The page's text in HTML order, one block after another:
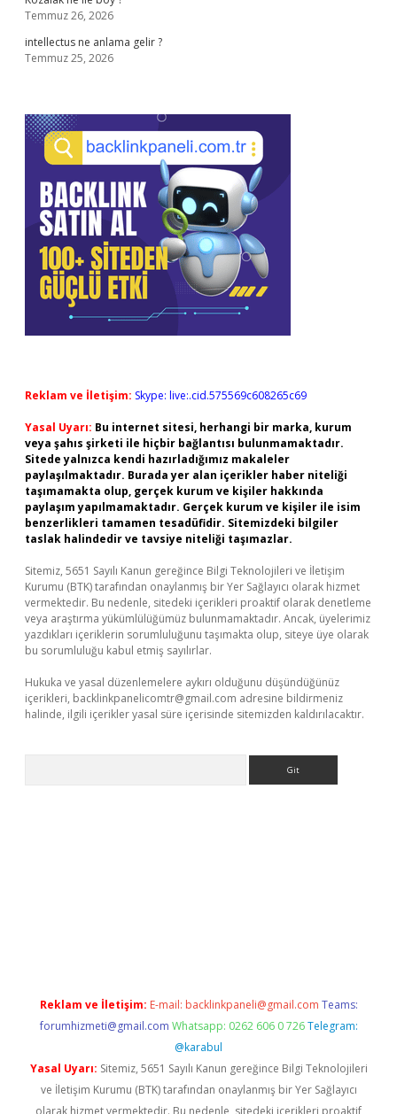
Temmuz 26, 2026
intellectus ne anlama gelir ?
Temmuz 25, 2026
Reklam ve İletişim: Skype: live:.cid.575569c608265c69
Yasal Uyarı: Bu internet sitesi, herhangi bir marka, kurum
veya şahıs şirketi ile hiçbir bağlantısı bulunmamaktadır.
Sitede yalnızca kendi hazırladığımız makaleler
paylaşılmaktadır. Burada yer alan içerikler haber niteliği
taşımamakta olup, gerçek kurum ve kişiler hakkında
paylaşım yapılmamaktadır. Gerçek kurum ve kişiler ile isim
benzerlikleri tamamen tesadüfidir. Sitemizdeki bilgiler
taslak halindedir ve tavsiye niteliği taşımazlar.
Sitemiz, 5651 Sayılı Kanun gereğince Bilgi Teknolojileri ve İletişim
Kurumu (BTK) tarafından onaylanmış bir Yer Sağlayıcı olarak hizmet
vermektedir. Bu nedenle, sitedeki içerikleri proaktif olarak denetleme
veya araştırma yükümlülüğümüz bulunmamaktadır. Ancak, üyelerimiz
yazdıkları içeriklerin sorumluluğunu taşımakta olup, siteye üye olarak
bu sorumluluğu kabul etmiş sayılırlar.
Hukuka ve yasal düzenlemelere aykırı olduğunu düşündüğünüz
içerikleri, backlinkpanelicomtr@gmail.com adresine bildirmeniz
halinde, ilgili içerikler yasal süre içerisinde sitemizden kaldırılacaktır.
Reklam ve İletişim: E-mail: backlinkpaneli@gmail.com Teams:
forumhizmeti@gmail.com Whatsapp: 0262 606 0 726 Telegram:
@karabul
Yasal Uyarı: Sitemiz, 5651 Sayılı Kanun gereğince Bilgi Teknolojileri
ve İletişim Kurumu (BTK) tarafından onaylanmış bir Yer Sağlayıcı
olarak hizmet vermektedir. Bu nedenle, sitedeki içerikleri proaktif